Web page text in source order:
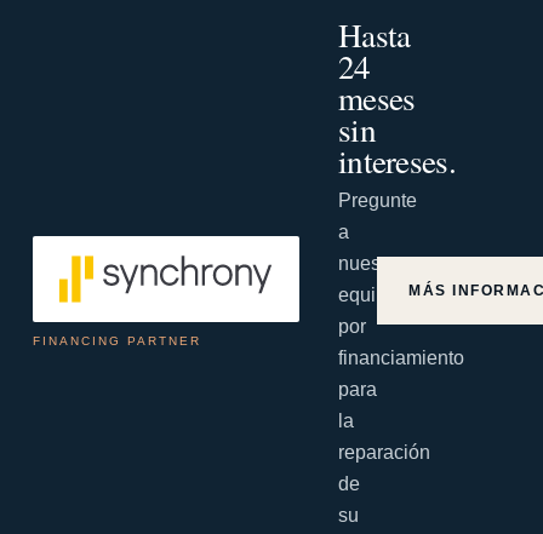
FINANCING PARTNER
Hasta
24
meses
sin
intereses.
Pregunte
a
nuestro
equipo
por
financiamiento
para
la
reparación
de
su
MÁS